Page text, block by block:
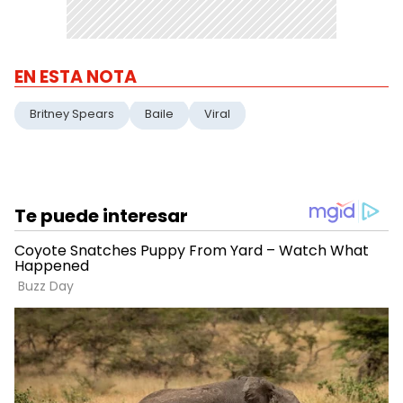
EN ESTA NOTA
Britney Spears Baile Viral